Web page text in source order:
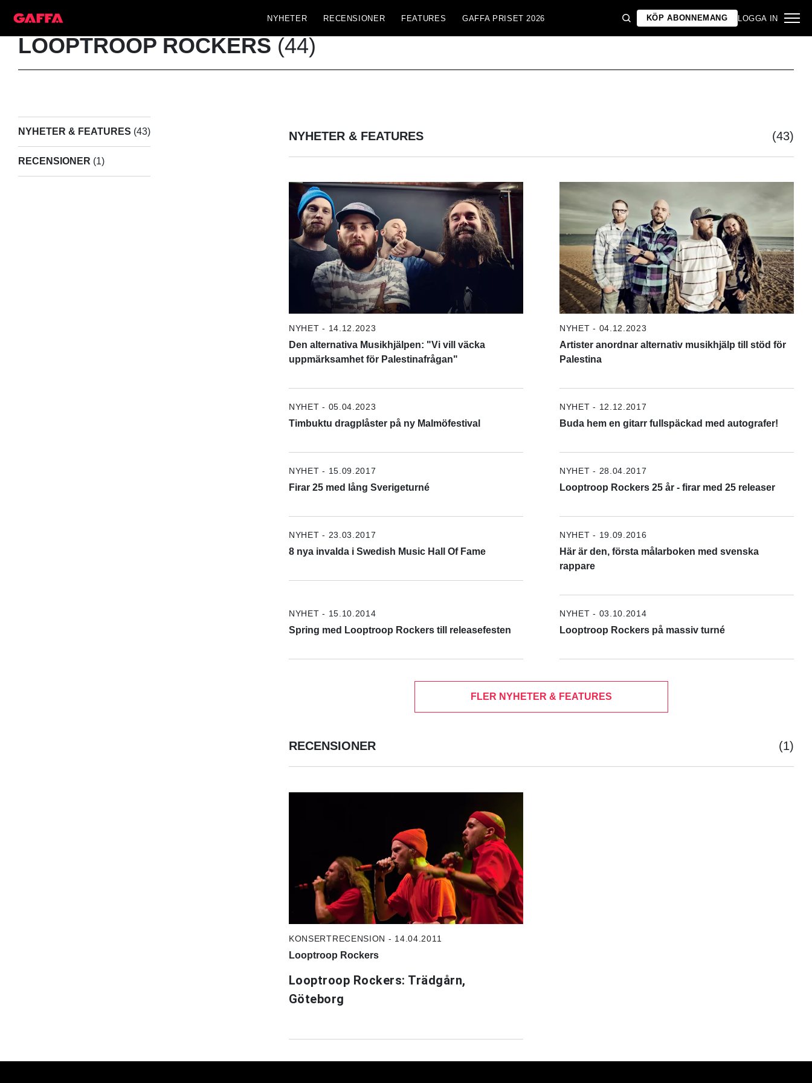
NYHETER RECENSIONER FEATURES GAFFA PRISET 2026 KÖP ABONNEMANG LOGGA IN
LOOPTROOP ROCKERS (44)
NYHETER & FEATURES (43)
RECENSIONER (1)
NYHETER & FEATURES (43)
NYHET - 14.12.2023
Den alternativa Musikhjälpen: "Vi vill väcka
uppmärksamhet för Palestinafrågan"
NYHET - 04.12.2023
Artister anordnar alternativ musikhjälp till stöd för
Palestina
NYHET - 05.04.2023
Timbuktu dragplåster på ny Malmöfestival
NYHET - 12.12.2017
Buda hem en gitarr fullspäckad med autografer!
NYHET - 15.09.2017
Firar 25 med lång Sverigeturné
NYHET - 28.04.2017
Looptroop Rockers 25 år - firar med 25 releaser
NYHET - 23.03.2017
8 nya invalda i Swedish Music Hall Of Fame
NYHET - 19.09.2016
Här är den, första målarboken med svenska
rappare
NYHET - 15.10.2014
Spring med Looptroop Rockers till releasefesten
NYHET - 03.10.2014
Looptroop Rockers på massiv turné
FLER NYHETER & FEATURES
RECENSIONER (1)
KONSERTRECENSION - 14.04.2011
Looptroop Rockers
Looptroop Rockers: Trädgårn,
Göteborg